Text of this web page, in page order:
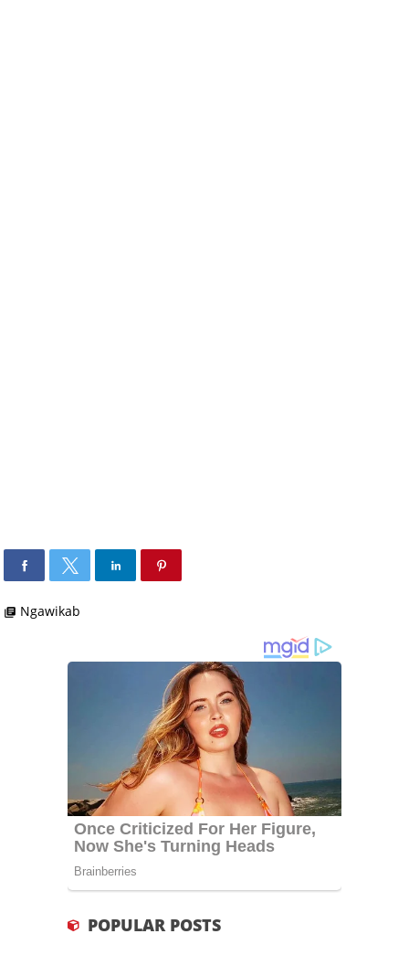
library_books Ngawikab
POPULAR POSTS